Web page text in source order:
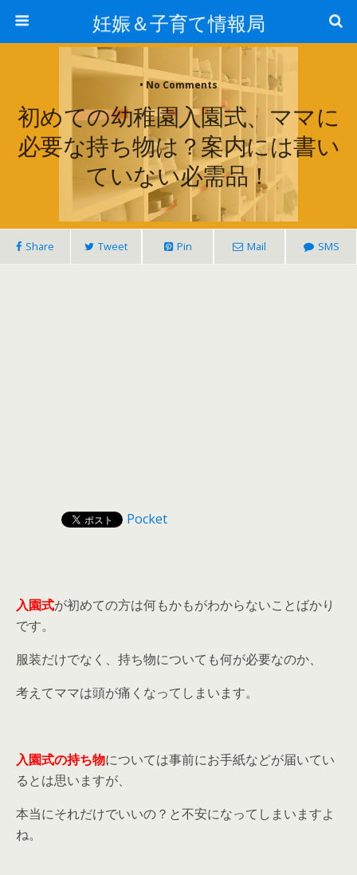
妊娠＆子育て情報局
• No Comments
初めての幼稚園入園式、ママに
必要な持ち物は？案内には書い
ていない必需品！
Share Tweet Pin Mail SMS
Pocket
入園式が初めての方は何もかもがわからないことばかり
です。
服装だけでなく、持ち物についても何が必要なのか、
考えてママは頭が痛くなってしまいます。
入園式の持ち物については事前にお手紙などが届いてい
るとは思いますが、
本当にそれだけでいいの？と不安になってしまいますよ
ね。